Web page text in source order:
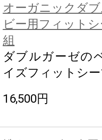
オーガニックダ
ビー用フィット
組
ダブルガーゼの
イズフィットシ
16,500円